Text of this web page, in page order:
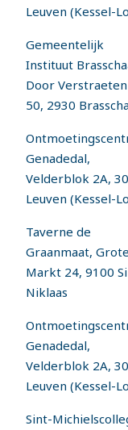
Leuven (Kessel-
Gemeentelijk
Instituut
Door
50, 2930
Genadedal,
Velderblok 2A,
Leuven (Kessel-
Taverne de
Graanmaat,
Markt 24, 9100
Niklaas
Genadedal,
Velderblok 2A,
Leuven (Kessel-
Sint-